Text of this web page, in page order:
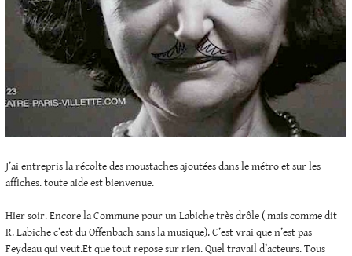
J’ai entrepris la récolte des moustaches ajoutées dans le métro et sur les
affiches. toute aide est bienvenue.
Hier soir. Encore la Commune pour un Labiche très drôle ( mais comme dit
R. Labiche c’est du Offenbach sans la musique). C’est vrai que n’est pas
Feydeau qui veut.Et que tout repose sur rien. Quel travail d’acteurs. Tous